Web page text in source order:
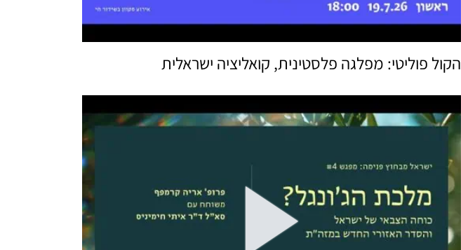
הקול פוליטי: מפלגה פלסטינית, קואליציה ישראלית